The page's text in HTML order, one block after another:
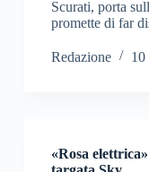
Scurati, porta
promette di far
Redazione 10
«Rosa